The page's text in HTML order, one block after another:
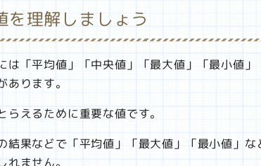
を理解しましょう
は「平均値」「中央値」「最大値」「最小値」
ります。
えるために重要な値です。
結果などで「平均値」「最大値」「最小値」な
ません。